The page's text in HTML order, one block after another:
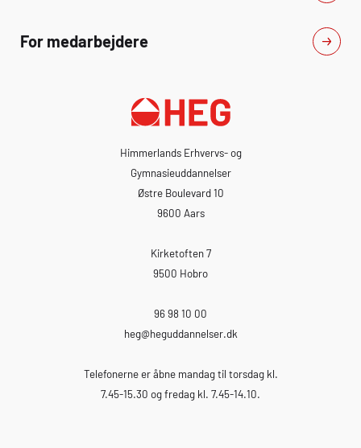
For medarbejdere
Himmerlands Erhvervs- og
Gymnasieuddannelser
Østre Boulevard 10
9600 Aars
Kirketoften 7
9500 Hobro
96 98 10 00
heg@heguddannelser.dk
Telefonerne er åbne mandag til torsdag kl.
7.45-15.30 og fredag kl. 7.45-14.10.